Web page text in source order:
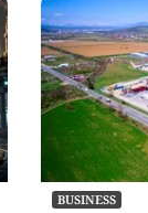
BUSINESS